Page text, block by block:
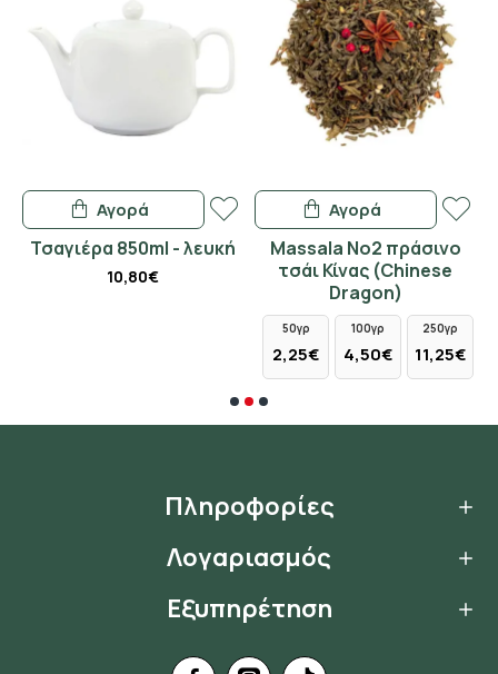
Τσαγιέρα 850ml - λευκή
10,80€
Αγορά
Massala No2 πράσινο
τσάι Κίνας (Chinese
Dragon)
50γρ
2,25€
100γρ
4,50€
250γρ
11,25€
Αγορά
Πληροφορίες
Λογαριασμός
Εξυπηρέτηση